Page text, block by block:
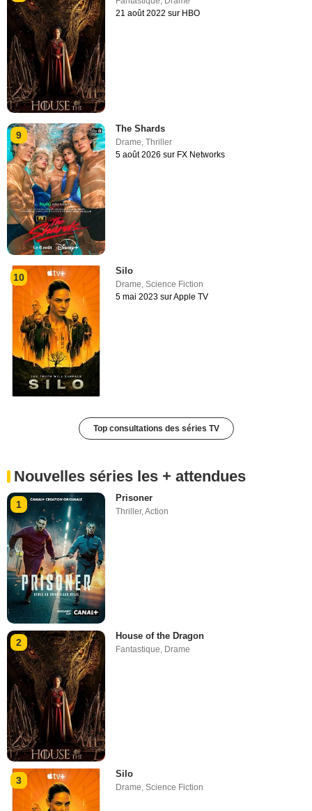
21 août 2022 sur HBO
9
The Shards
Drame,Thriller
5 août 2026 sur FX Networks
10
Silo
Drame ,Science Fiction
5 mai 2023 sur Apple TV
Top consultations des séries TV
Nouvelles séries les + attendues
1
Prisoner
Thriller,Action
2
House of the Dragon
Fantastique, Drame
3
Silo
Drame,Science Fiction